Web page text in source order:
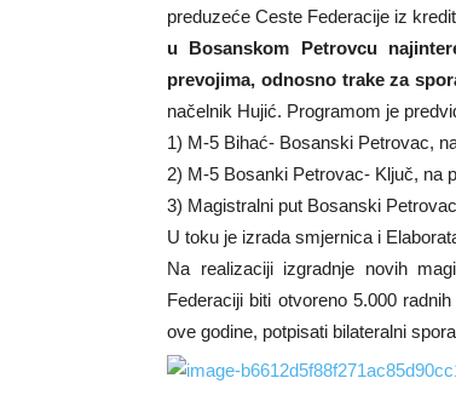
preduzeće Ceste Federacije iz
u Bosanskom Petrovcu
prevojima, odnosno trake za
načelnik Hujić. Programom je
1) M-5 Bihać- Bosanski Petrovac,
2) M-5 Bosanki Petrovac- Ključ, na
3) Magistralni put Bosanski
U toku je izrada smjernica i
Na realizaciji izgradnje novih
Federaciji biti otvoreno 5.000
ove godine, potpisati bilateralni